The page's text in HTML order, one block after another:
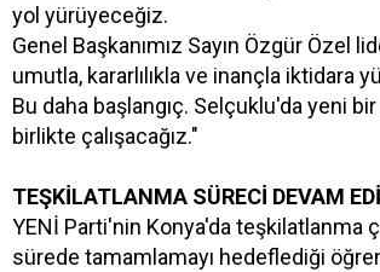
yol yürüyeceğiz.
Genel Başkanımız Sayın Özgür Özel
umutla, kararlılıkla ve inançla iktidara
Bu daha başlangıç. Selçuklu'da yeni
birlikte çalışacağız."
TEŞKİLATLANMA SÜRECİ DEVAM
YENİ Parti'nin Konya'da teşkilatlanma
sürede tamamlamayı hedeflediği